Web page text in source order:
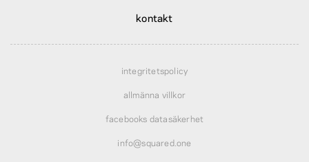
kontakt
integritetspolicy
allmänna villkor
facebooks datasäkerhet
info@squared.one